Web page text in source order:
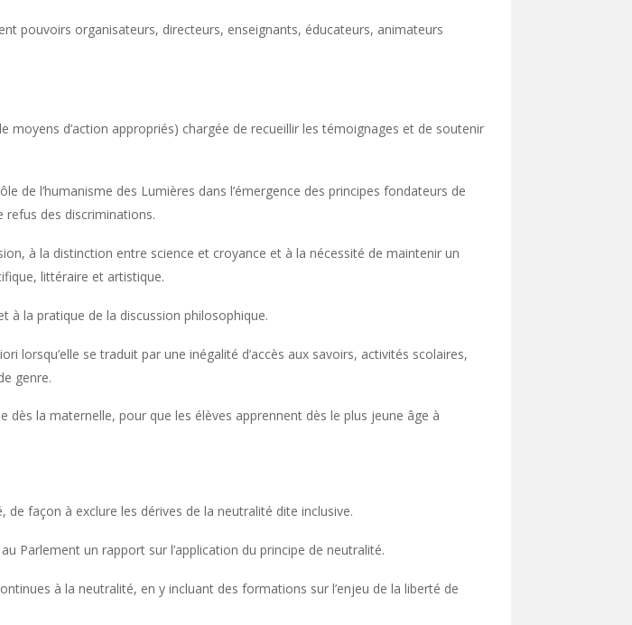
pouvoirs organisateurs, directeurs, enseignants, éducateurs, animateurs
moyens d’action appropriés) chargée de recueillir les témoignages et de soutenir
de l’humanisme des Lumières dans l’émergence des principes fondateurs de
des discriminations.
à la distinction entre science et croyance et à la nécessité de maintenir un
littéraire et artistique.
à la pratique de la discussion philosophique.
se traduit par une inégalité d’accès aux savoirs, activités scolaires,
genre.
la maternelle, pour que les élèves apprennent dès le plus jeune âge à
de façon à exclure les dérives de la neutralité dite inclusive.
Parlement un rapport sur l’application du principe de neutralité.
à la neutralité, en y incluant des formations sur l’enjeu de la liberté de